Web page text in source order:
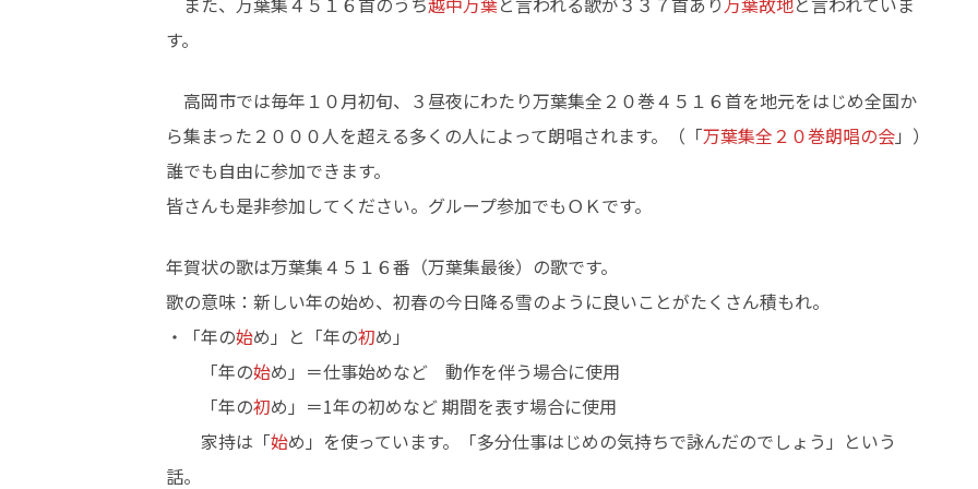
す。
高岡市では毎年１０月初旬、３昼夜にわたり万葉集全２０巻４５１６首を地元をはじめ全国か
ら集まった２０００人を超える多くの人によって朗唱されます。（「万葉集全２０巻朗唱の会」）
誰でも自由に参加できます。
皆さんも是非参加してください。グループ参加でもＯＫです。
年賀状の歌は万葉集４５１６番（万葉集最後）の歌です。
歌の意味：新しい年の始め、初春の今日降る雪のように良いことがたくさん積もれ。
・「年の始め」と「年の初め」
「年の始め」＝仕事始めなど 動作を伴う場合に使用
「年の初め」＝1年の初めなど 期間を表す場合に使用
家持は「始め」を使っています。「多分仕事はじめの気持ちで詠んだのでしょう」という
話。